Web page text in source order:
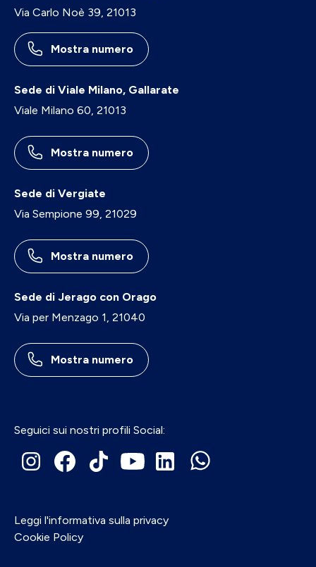
Via Carlo Noè 39, 21013
Mostra numero
Sede di Viale Milano, Gallarate
Viale Milano 60, 21013
Mostra numero
Sede di Vergiate
Via Sempione 99, 21029
Mostra numero
Sede di Jerago con Orago
Via per Menzago 1, 21040
Mostra numero
Seguici sui nostri profili Social:
Leggi l'informativa sulla privacy
Cookie Policy